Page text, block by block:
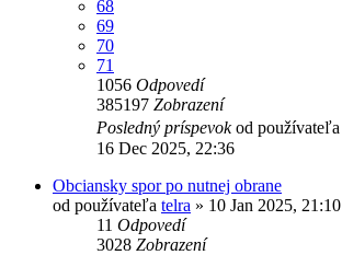
68
69
70
71
1056 Odpovedí
385197 Zobrazení
Posledný príspevokod používateľa
16 Dec 2025, 22:36
Obciansky spor po nutnej obrane
od používateľa telra » 10 Jan 2025, 21:10
11 Odpovedí
3028 Zobrazení